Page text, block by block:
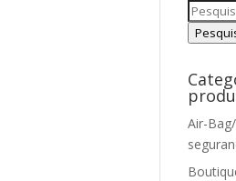
por:
Air-